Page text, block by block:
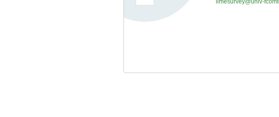
limesurvey@univ-